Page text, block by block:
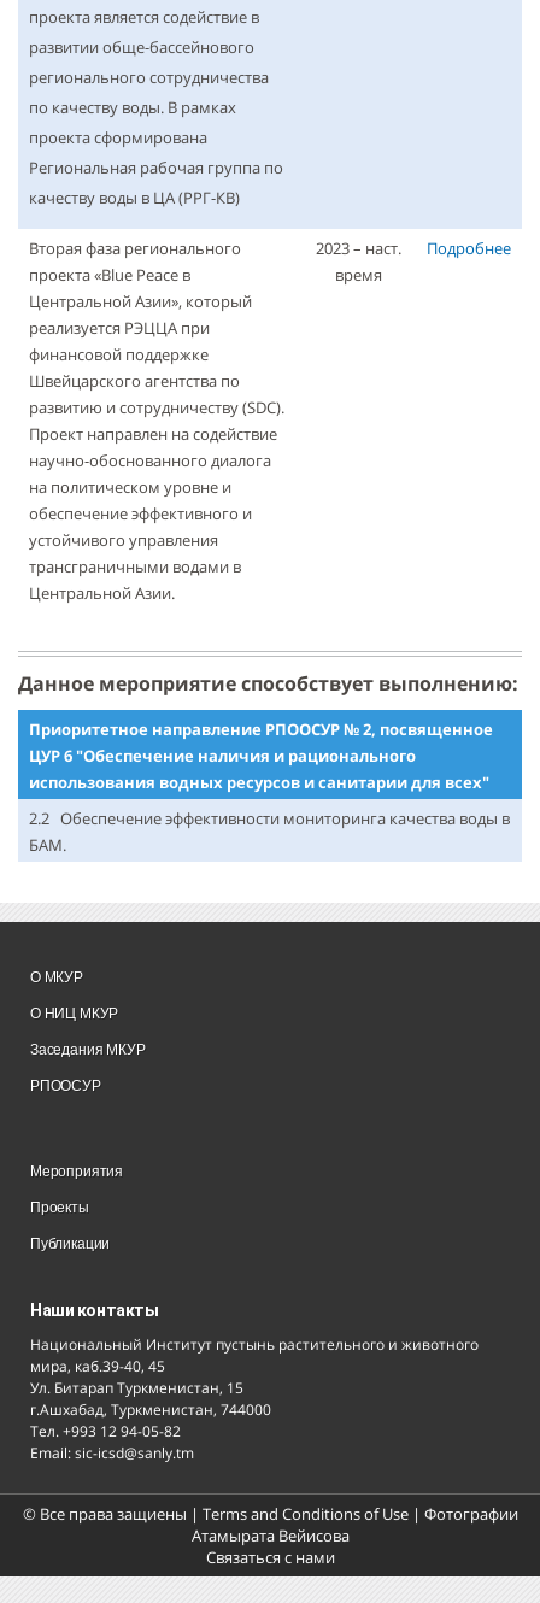
проекта является содействие в
развитии обще-бассейнового
регионального сотрудничества
по качеству воды. В рамках
проекта сформирована
Региональная рабочая группа по
качеству воды в ЦА (РРГ-КВ)
Вторая фаза регионального
проекта «Blue Peace в
Центральной Азии», который
реализуется РЭЦЦА при
финансовой поддержке
Швейцарского агентства по
развитию и сотрудничеству (SDC).
Проект направлен на содействие
научно-обоснованного диалога
на политическом уровне и
обеспечение эффективного и
устойчивого управления
трансграничными водами в
Центральной Азии.
2023 – наст.
время
Подробнее
Данное мероприятие способствует выполнению:
Приоритетное направление РПООСУР № 2, посвященное
ЦУР 6 "Обеспечение наличия и рационального
использования водных ресурсов и санитарии для всех"
2.2 Обеспечение эффективности мониторинга качества воды в
БАМ.
О МКУР
О НИЦ МКУР
Заседания МКУР
РПООСУР
Мероприятия
Проекты
Публикации
Наши контакты
Национальный Институт пустынь растительного и животного
мира, каб.39-40, 45
Ул. Битарап Туркменистан, 15
г.Ашхабад, Туркменистан, 744000
Тел. +993 12 94-05-82
Email: sic-icsd@sanly.tm
© Все права защиены | Terms and Conditions of Use| Фотографии
Атамырата Вейисова
Связаться с нами